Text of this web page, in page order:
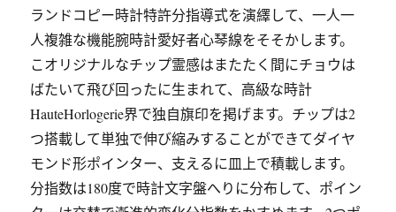
ランドコピー時計特許分指導式を演繹して、一人一
人複雑な機能腕時計愛好者心琴線をそそかします。
こオリジナルなチップ霊感はまたたく間にチョウは
ばたいて飛び回ったに生まれて、高級な時計
HauteHorlogerie界で独自旗印を掲げます。チップは2
つ搭載して単独で伸び縮みすることができてダイヤ
モンド形ポインター、支えるに皿上で積載します。
分指数は180度で時計文字盤へりに分布して、ポイン